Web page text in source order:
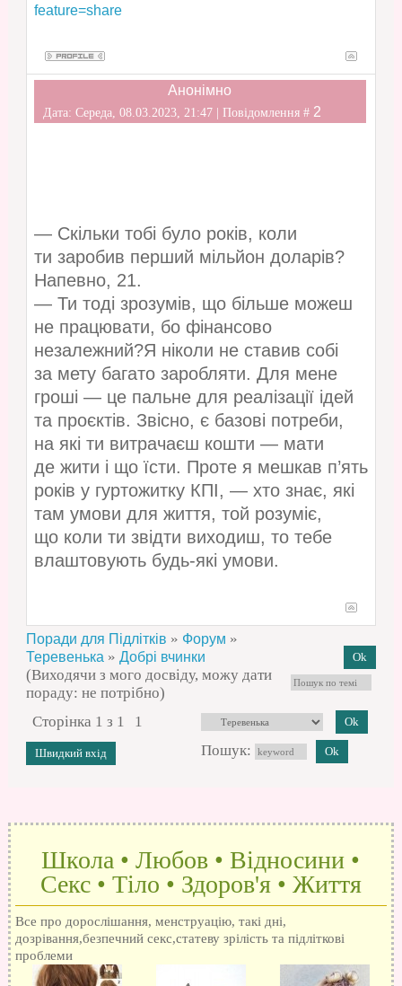
feature=share
Анонімно
Дата: Середа, 08.03.2023, 21:47 | Повідомлення # 2
— Скільки тобі було років, коли
ти заробив перший мільйон доларів?
Напевно, 21.
— Ти тоді зрозумів, що більше можеш
не працювати, бо фінансово
незалежний?Я ніколи не ставив собі
за мету багато заробляти. Для мене
гроші — це пальне для реалізації ідей
та проєктів. Звісно, є базові потреби,
на які ти витрачаєш кошти — мати
де жити і що їсти. Проте я мешкав п’ять
років у гуртожитку КПІ, — хто знає, які
там умови для життя, той розуміє,
що коли ти звідти виходиш, то тебе
влаштовують будь-які умови.
Поради для Підлітків » Форум »
Теревенька » Добрі вчинки
(Виходячи з мого досвіду, можу дати
пораду: не потрібно)
Сторінка 1 з 1
1
Пошук:
Школа • Любов • Відносини •
Секс • Тіло • Здоров'я • Життя
Все про дорослішання, менструацію, такі дні,
дозрівання,безпечний секс,статеву зрілість та підліткові
проблеми